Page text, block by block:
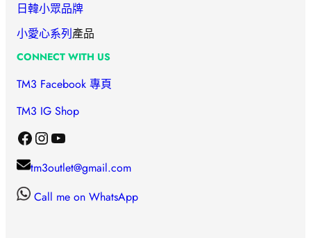
日韓小眾品牌
小愛心系列產品
CONNECT WITH US
TM3 Facebook 專頁
TM3 IG Shop
Facebook Instagram YouTube
tm3outlet@gmail.com
Call me on WhatsApp